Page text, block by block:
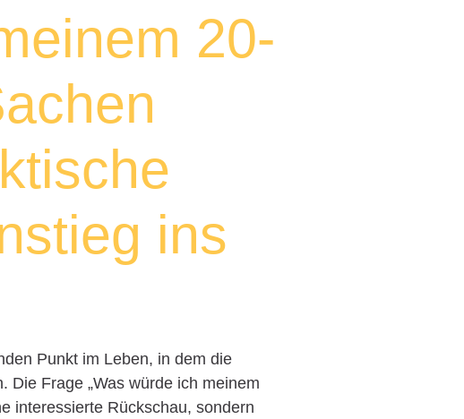
20-
ins
Punkt im Leben, in dem die
Die Frage „Was würde ich meinem
interessierte Rückschau, sondern